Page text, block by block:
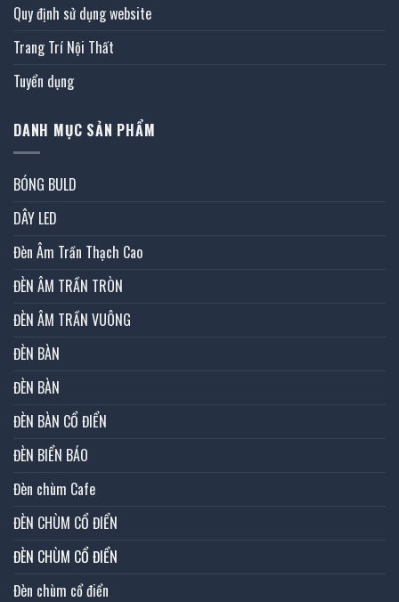
Quy định sử dụng website
Trang Trí Nội Thất
Tuyển dụng
DANH MỤC SẢN PHẨM
BÓNG BULD
DÂY LED
Đèn Âm Trần Thạch Cao
ĐÈN ÂM TRẦN TRÒN
ĐÈN ÂM TRẦN VUÔNG
ĐÈN BÀN
ĐÈN BÀN
ĐÈN BÀN CỔ ĐIỂN
ĐÈN BIỂN BÁO
Đèn chùm Cafe
ĐÈN CHÙM CỔ ĐIỂN
ĐÈN CHÙM CỔ ĐIỂN
Đèn chùm cổ điển